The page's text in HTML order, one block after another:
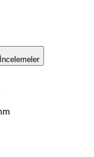
İncelemeler